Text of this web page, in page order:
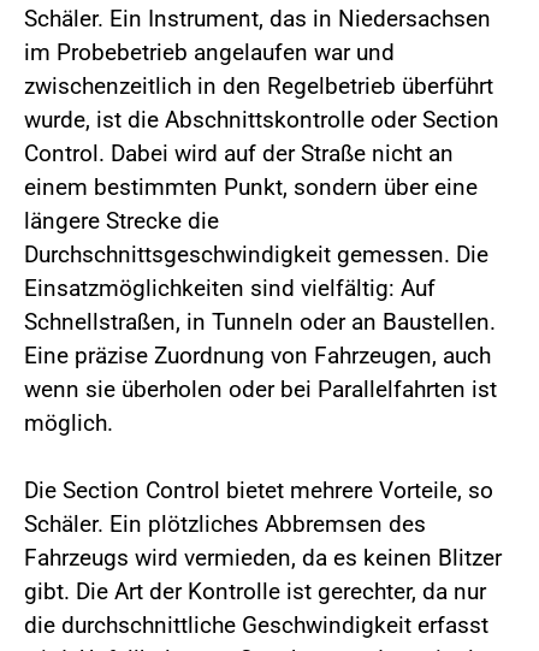
Schäler. Ein Instrument, das in Niedersachsen
im Probebetrieb angelaufen war und
zwischenzeitlich in den Regelbetrieb überführt
wurde, ist die Abschnittskontrolle oder Section
Control. Dabei wird auf der Straße nicht an
einem bestimmten Punkt, sondern über eine
längere Strecke die
Durchschnittsgeschwindigkeit gemessen. Die
Einsatzmöglichkeiten sind vielfältig: Auf
Schnellstraßen, in Tunneln oder an Baustellen.
Eine präzise Zuordnung von Fahrzeugen, auch
wenn sie überholen oder bei Parallelfahrten ist
möglich.
Die Section Control bietet mehrere Vorteile, so
Schäler. Ein plötzliches Abbremsen des
Fahrzeugs wird vermieden, da es keinen Blitzer
gibt. Die Art der Kontrolle ist gerechter, da nur
die durchschnittliche Geschwindigkeit erfasst